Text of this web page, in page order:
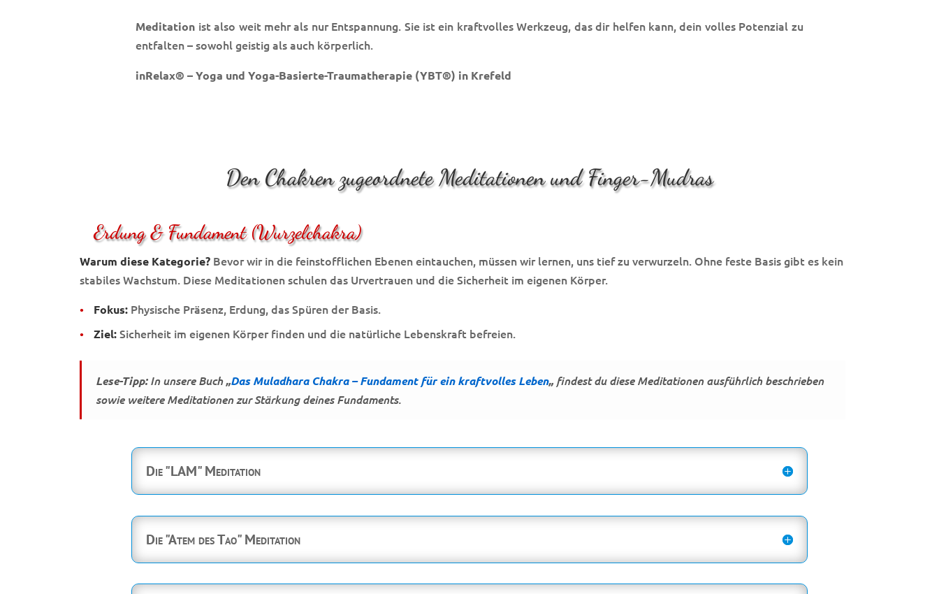
Meditation ist also weit mehr als nur Entspannung. Sie ist ein kraftvolles Werkzeug, das dir helfen kann, dein volles Potenzial zu
entfalten – sowohl geistig als auch körperlich.
inRelax® – Yoga und Yoga-Basierte-Traumatherapie (YBT®) in Krefeld
Den Chakren zugeordnete Meditationen und Finger-Mudras
Erdung & Fundament (Wurzelchakra)
Warum diese Kategorie? Bevor wir in die feinstofflichen Ebenen eintauchen, müssen wir lernen, uns tief zu verwurzeln. Ohne feste Basis gibt es kein
stabiles Wachstum. Diese Meditationen schulen das Urvertrauen und die Sicherheit im eigenen Körper.
•
Fokus: Physische Präsenz, Erdung, das Spüren der Basis.
•
Ziel:Sicherheit im eigenen Körper finden und die natürliche Lebenskraft befreien.
Lese-Tipp:In unsere Buch„Das Muladhara Chakra – Fundament für ein kraftvolles Leben„ findest du diese Meditationen ausführlich beschrieben
sowie weitere Meditationen zur Stärkung deines Fundaments.
Die "LAM" Meditation
Die "Atem des Tao" Meditation